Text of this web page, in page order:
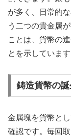
が多く、日常的
う二つの貴金属
ことは、貨幣の
とを示しています
鋳造貨幣の
金属塊を貨幣と
確認です。毎回